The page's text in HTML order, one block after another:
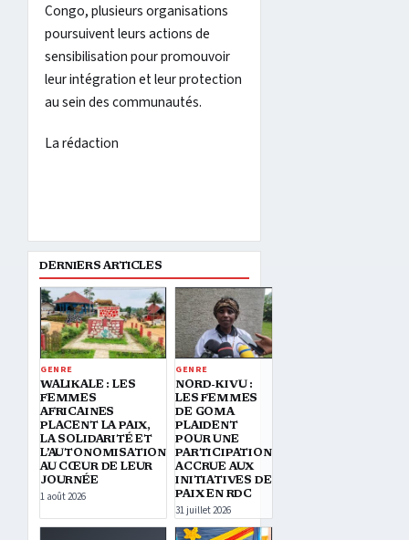
Congo, plusieurs organisations
poursuivent leurs actions de
sensibilisation pour promouvoir
leur intégration et leur protection
au sein des communautés.
La rédaction
DERNIERS ARTICLES
GENRE
WALIKALE : LES
FEMMES
AFRICAINES
PLACENT LA PAIX,
LA SOLIDARITÉ ET
L’AUTONOMISATION
AU CŒUR DE LEUR
JOURNÉE
1 août 2026
GENRE
NORD-KIVU :
LES FEMMES
DE GOMA
PLAIDENT
POUR UNE
PARTICIPATION
ACCRUE AUX
INITIATIVES DE
PAIX EN RDC
31 juillet 2026